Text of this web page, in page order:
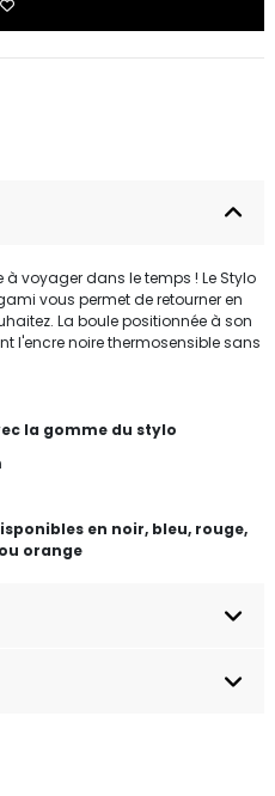
voyager dans le temps ! Le Stylo
vous permet de retourner en
La boule positionnée à son
l'encre noire thermosensible sans
la gomme du stylo
en noir, bleu, rouge,
orange